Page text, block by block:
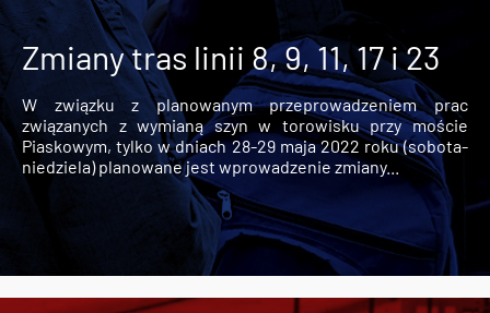
Zmiany tras linii 8, 9, 11, 17 i 23
W związku z planowanym przeprowadzeniem prac
związanych z wymianą szyn w torowisku przy moście
Piaskowym, tylko w dniach 28-29 maja 2022 roku (sobota-
niedziela) planowane jest wprowadzenie zmiany...